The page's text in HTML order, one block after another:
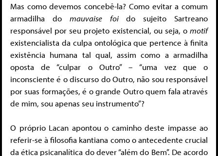
Mas como devemos concebê-la? Como evitar a comum
armadilha domauvaise foi do sujeito Sartreano
responsável por seu projeto existencial, ou seja, o motif
existencialista da culpa ontológica que pertence à finita
existência humana tal qual, assim como a armadilha
oposta de “culpar o Outro” – “uma vez que o
inconsciente é o discurso do Outro, não sou responsável
por suas formações, é o grande Outro quem fala através
de mim, sou apenas seu instrumento”?
O próprio Lacan apontou o caminho deste impasse ao
referir-se à filosofia kantiana como o antecedente crucial
da ética psicanalítica do dever “além do Bem”. De acordo